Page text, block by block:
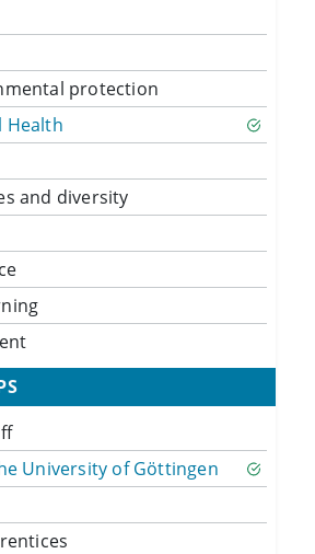
protection
Health
and diversity
University of Göttingen